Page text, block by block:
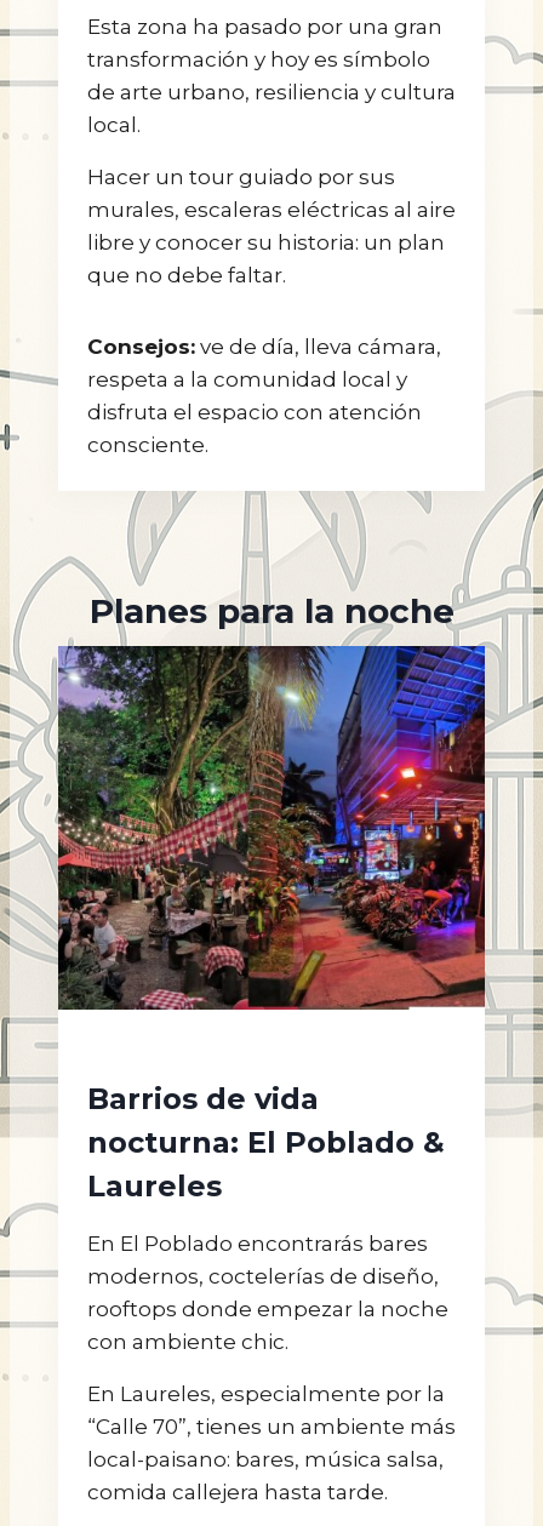
Esta zona ha pasado por una gran
transformación y hoy es símbolo
de arte urbano, resiliencia y cultura
local.
Hacer un tour guiado por sus
murales, escaleras eléctricas al aire
libre y conocer su historia: un plan
que no debe faltar.
Consejos: ve de día, lleva cámara,
respeta a la comunidad local y
disfruta el espacio con atención
consciente.
Planes para la noche
Barrios de vida
nocturna: El Poblado &
Laureles
En El Poblado encontrarás bares
modernos, coctelerías de diseño,
rooftops donde empezar la noche
con ambiente chic.
En Laureles, especialmente por la
“Calle 70”, tienes un ambiente más
local-paisano: bares, música salsa,
comida callejera hasta tarde.